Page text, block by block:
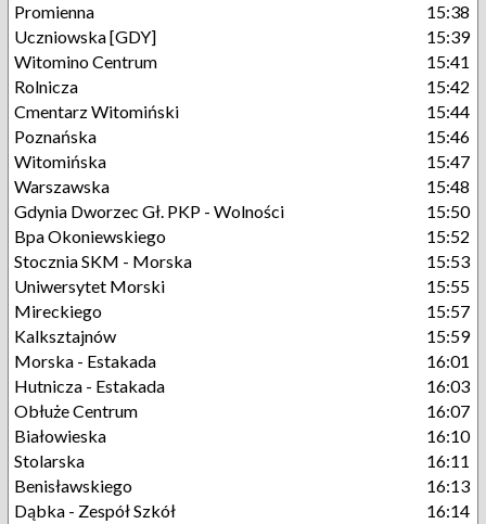
Promienna
15:38
Uczniowska [GDY]
15:39
Witomino Centrum
15:41
Rolnicza
15:42
Cmentarz Witomiński
15:44
Poznańska
15:46
Witomińska
15:47
Warszawska
15:48
Gdynia Dworzec Gł. PKP - Wolności
15:50
Bpa Okoniewskiego
15:52
Stocznia SKM - Morska
15:53
Uniwersytet Morski
15:55
Mireckiego
15:57
Kalksztajnów
15:59
Morska - Estakada
16:01
Hutnicza - Estakada
16:03
Obłuże Centrum
16:07
Białowieska
16:10
Stolarska
16:11
Benisławskiego
16:13
Dąbka - Zespół Szkół
16:14